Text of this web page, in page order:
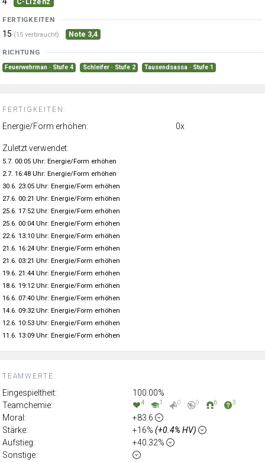
TEAMWERTE:
Eingespieltheit:
100.00%
Teamchemie:
4 1 0 0 6 3
Moral:
+83.6
Stärke:
+16% (+0.4% HV)
Aufstieg:
+40.32%
Sonstige:
FERTIGKEITEN
15 (15 verbraucht) Note 3,4
RICHTUNG
Feuerwehrman · Stufe 4 Schleifer · Stufe 2 Tausendsassa · Stufe 1
FERTIGKEITEN:
Energie/Form erhöhen: 0x
Zuletzt verwendet:
5.7. 00:05 Uhr: Energie/Form erhöhen
2.7. 16:48 Uhr: Energie/Form erhöhen
30.6. 23:05 Uhr: Energie/Form erhöhen
27.6. 00:21 Uhr: Energie/Form erhöhen
25.6. 17:52 Uhr: Energie/Form erhöhen
25.6. 00:04 Uhr: Energie/Form erhöhen
22.6. 13:10 Uhr: Energie/Form erhöhen
21.6. 16:24 Uhr: Energie/Form erhöhen
21.6. 03:21 Uhr: Energie/Form erhöhen
19.6. 21:44 Uhr: Energie/Form erhöhen
18.6. 19:12 Uhr: Energie/Form erhöhen
16.6. 07:40 Uhr: Energie/Form erhöhen
14.6. 09:32 Uhr: Energie/Form erhöhen
12.6. 10:53 Uhr: Energie/Form erhöhen
11.6. 13:09 Uhr: Energie/Form erhöhen